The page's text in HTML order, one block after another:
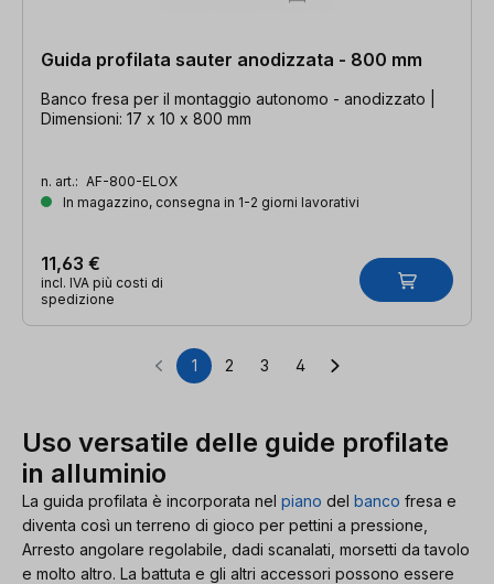
Guida profilata sauter anodizzata - 800 mm
Banco fresa per il montaggio autonomo - anodizzato |
Dimensioni: 17 x 10 x 800 mm
n. art.: AF-800-ELOX
In magazzino, consegna in 1-2 giorni lavorativi
11,63 €
incl. IVA più costi di
spedizione
Pagina
1 Pagina
2 Pagina
3 Pagina
4
Uso versatile delle guide profilate
in alluminio
La guida profilata è incorporata nel piano del banco fresa e
diventa così un terreno di gioco per pettini a pressione,
Arresto angolare regolabile, dadi scanalati, morsetti da tavolo
e molto altro. La battuta e gli altri accessori possono essere